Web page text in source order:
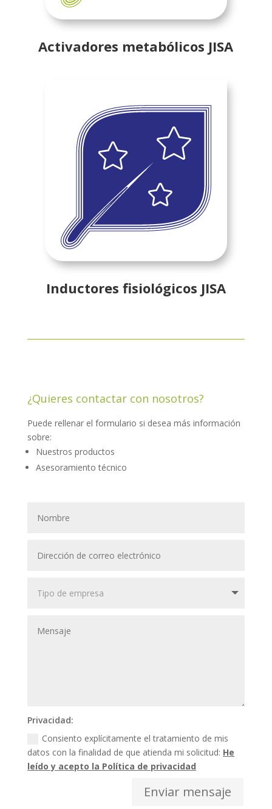
Activadores metabólicos JISA
Inductores fisiológicos JISA
¿Quieres contactar con nosotros?
Puede rellenar el formulario si desea más información
sobre:
Nuestros productos
Asesoramiento técnico
Privacidad:
Consiento explícitamente el tratamiento de mis
datos con la finalidad de que atienda mi solicitud: He
leído y acepto la Política de privacidad
Enviar mensaje